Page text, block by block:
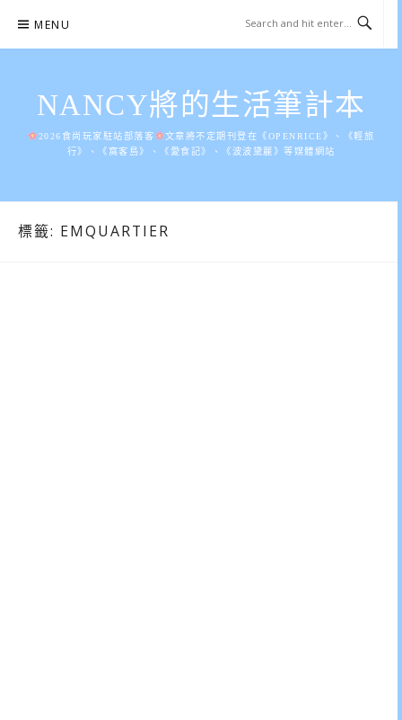
content
MENU
NANCY將的生活筆計本
2026食尚玩家駐站部落客
文章將不定期刊登在《OPENRICE》、《輕旅
行》、《窩客島》、《愛食記》、《波波黛麗》等媒體網站
標籤: EMQUARTIER